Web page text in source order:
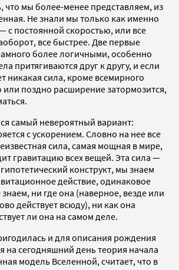
что мы более-менее представляем, из
Не знали мы только как именно
с постоянной скоростью, или все
все быстрее. Две первые
более логичными, особенно
притягиваются друг к другу, и если
никакая сила, кроме всемирного
или поздно расширение затормозится,
самый невероятный вариант:
с ускорением. Словно на нее все
сила, самая мощная в мире,
гравитацию всех вещей. Эта сила —
конструкт, мы знаем
действие, одинаковое
ни где она (наверное, везде или
действует всюду), ни как она
ли она на самом деле.
и для описания рождения
на сегодняшний день теория начала
модель Вселенной, считает, что в